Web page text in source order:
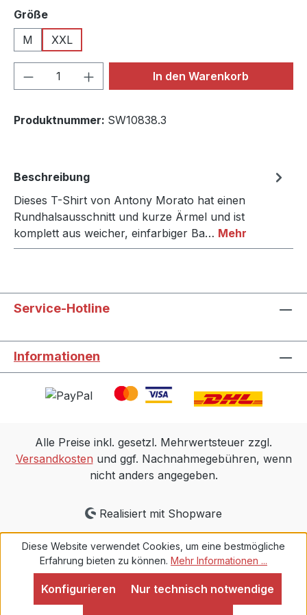
Größeauswählen
M
XXL
Produkt Anzahl: Gib denIn den Warenkorb
Produktnummer: SW10838.3
Beschreibung
Dieses T-Shirt von Antony Morato hat einen
Rundhalsausschnitt und kurze Ärmel und ist
komplett aus weicher, einfarbiger Ba… Mehr
Service-Hotline
Informationen
Alle Preise inkl. gesetzl. Mehrwertsteuer zzgl.
Versandkosten und ggf. Nachnahmegebühren, wenn
nicht anders angegeben.
Realisiert mit Shopware
Diese Website verwendet Cookies, um eine bestmögliche
Erfahrung bieten zu können. Mehr Informationen ...
Nur technisch notwendige
Konfigurieren